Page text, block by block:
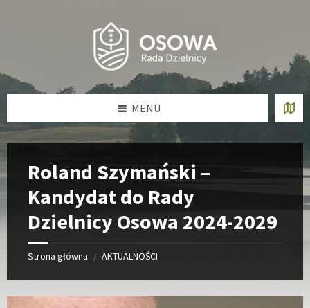
MENU
Roland Szymański –
Kandydat do Rady
Dzielnicy Osowa 2024-2029
Strona główna / AKTUALNOŚCI